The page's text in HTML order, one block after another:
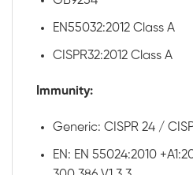
EN55032:2012 Class A
CISPR32:2012 Class A
Immunity:
Generic: CISPR 24 /
EN: EN 55024:2010